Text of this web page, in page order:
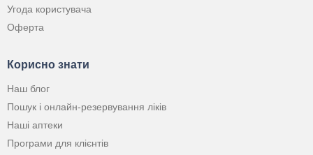
Угода користувача
Оферта
Корисно знати
Наш блог
Пошук і онлайн-резервування ліків
Наші аптеки
Програми для клієнтів